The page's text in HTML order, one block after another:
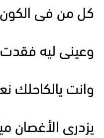
كل من فى الكون
وعينى ليه فقدت
وانت يالكاحلك
يزدرى الأغصان